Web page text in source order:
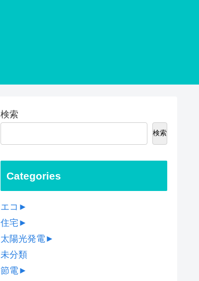
検索
検索
Categories
エコ ►
住宅 ►
太陽光発電►
未分類
節電►